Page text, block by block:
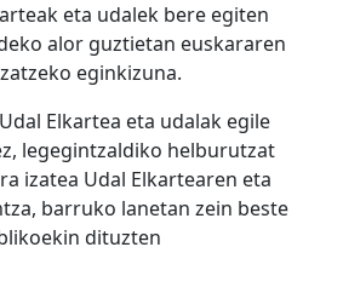
eta udalek bere egiten
alor guztietan euskararen
eginkizuna.
Elkartea eta udalak egile
legegintzaldiko helburutzat
izatea Udal Elkartearen eta
barruko lanetan zein beste
dituzten